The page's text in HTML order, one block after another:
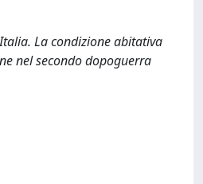
La condizione abitativa
nel secondo dopoguerra